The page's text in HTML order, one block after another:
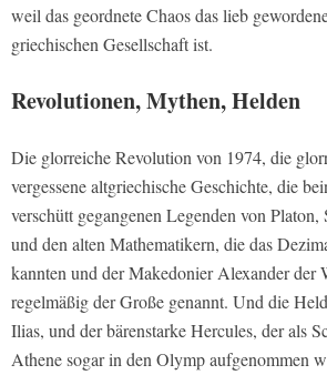
weil das geordnete Chaos das lieb
griechischen Gesellschaft ist.
Revolutionen, Mythen, Helden
Die glorreiche Revolution von 1974, die
vergessene altgriechische Geschichte, die
verschütt gegangenen Legenden von Platon,
und den alten Mathematikern, die das
kannten und der Makedonier Alexander der
regelmäßig der Große genannt. Und die
Ilias, und der bärenstarke Hercules, der als
Athene sogar in den Olymp aufgenommen